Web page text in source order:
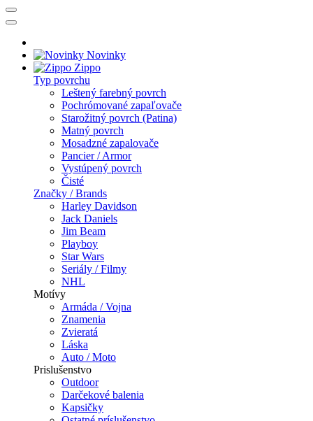
Novinky
Zippo
Typ povrchu
Leštený farebný povrch
Pochrómované zapaľovače
Starožitný povrch (Patina)
Matný povrch
Mosadzné zapalovače
Pancier / Armor
Vystúpený povrch
Čisté
Značky / Brands
Harley Davidson
Jack Daniels
Jim Beam
Playboy
Star Wars
Seriály / Filmy
NHL
Motívy
Armáda / Vojna
Znamenia
Zvieratá
Láska
Auto / Moto
Prislušenstvo
Outdoor
Darčekové balenia
Kapsičky